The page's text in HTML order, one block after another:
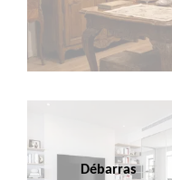
Débarras